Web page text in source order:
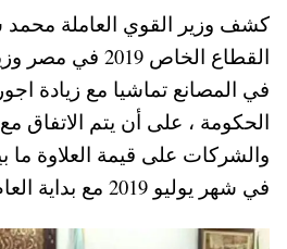
bo
ok
tte
r
er
es
t
ts
A
pp
كشف وزير القوي العاملة محمد
القطاع الخاص
في المصانع تماشيا مع زيادة
الحكومة ، على أن يتم الاتفاق
في شهر يوليو 2019 مع بداية العام المالي الجديد.